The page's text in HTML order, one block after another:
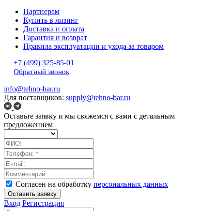
Партнерам
Купить в лизинг
Доставка и оплата
Гарантия и возврат
Правила эксплуатации и ухода за товаром
+7 (499) 325-85-01
Обратный звонок
info@tehno-bar.ru
Для поставщиков: supply@tehno-bar.ru
Оставьте заявку и мы свяжемся с вами с детальным
предложением
Согласен на обработку персональных данных
Оставить заявку
Вход Регистрация